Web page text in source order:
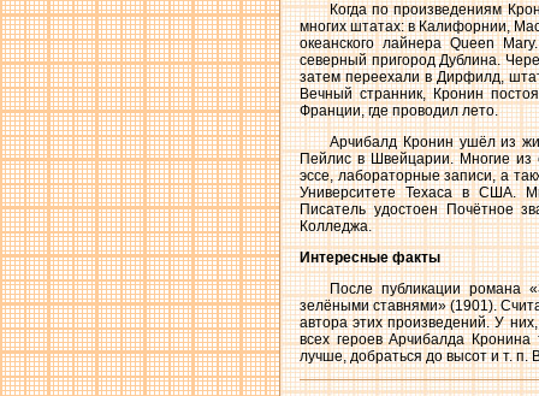
Когда по произведениям
многих штатах: в Калифорнии,
океанского лайнера Queen
северный пригород Дублина.
затем переехали в Дирфилд,
Вечный странник, Кронин
Франции, где проводил лето.
Арчибалд Кронин ушёл из
Пейлис в Швейцарии. Многие из
эссе, лабораторные записи, а
Университете Техаса в США.
Писатель удостоен Почётное
Колледжа.
Интересные факты
После публикации романа
зелёными ставнями» (1901).
автора этих произведений. У
всех героев Арчибалда
лучше, добраться до высот и т. п.